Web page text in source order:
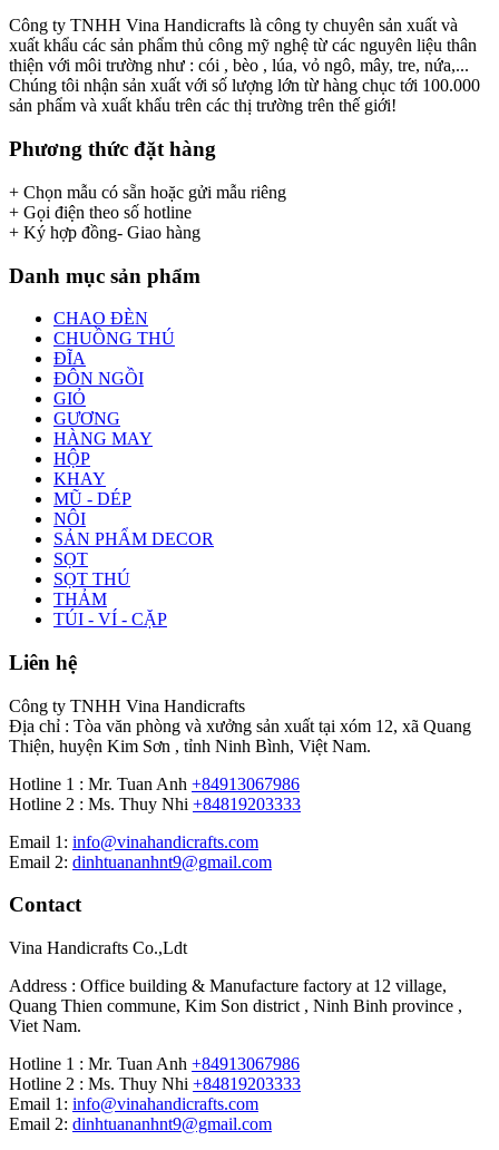
Công ty TNHH Vina Handicrafts là công ty chuyên sản xuất và
xuất khẩu các sản phẩm thủ công mỹ nghệ từ các nguyên liệu thân
thiện với môi trường như : cói , bèo , lúa, vỏ ngô, mây, tre, nứa,...
Chúng tôi nhận sản xuất với số lượng lớn từ hàng chục tới 100.000
sản phẩm và xuất khẩu trên các thị trường trên thế giới!
Phương thức đặt hàng
+ Chọn mẫu có sẵn hoặc gửi mẫu riêng
+ Gọi điện theo số hotline
+ Ký hợp đồng- Giao hàng
Danh mục sản phẩm
CHAO ĐÈN
CHUỒNG THÚ
ĐĨA
ĐÔN NGỒI
GIỎ
GƯƠNG
HÀNG MAY
HỘP
KHAY
MŨ - DÉP
NÔI
SẢN PHẨM DECOR
SỌT
SỌT THÚ
THẢM
TÚI - VÍ - CẶP
Liên hệ
Công ty TNHH Vina Handicrafts
Địa chỉ : Tòa văn phòng và xưởng sản xuất tại xóm 12, xã Quang
Thiện, huyện Kim Sơn , tỉnh Ninh Bình, Việt Nam.
Hotline 1 : Mr. Tuan Anh +84913067986
Hotline 2 : Ms. Thuy Nhi +84819203333
Email 1: info@vinahandicrafts.com
Email 2: dinhtuananhnt9@gmail.com
Contact
Vina Handicrafts Co.,Ldt
Address : Office building & Manufacture factory at 12 village,
Quang Thien commune, Kim Son district , Ninh Binh province ,
Viet Nam.
Hotline 1 : Mr. Tuan Anh +84913067986
Hotline 2 : Ms. Thuy Nhi +84819203333
Email 1: info@vinahandicrafts.com
Email 2: dinhtuananhnt9@gmail.com